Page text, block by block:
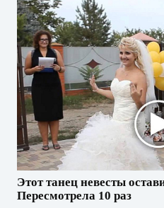
Этот танец невесты
Пересмотрела 10 раз